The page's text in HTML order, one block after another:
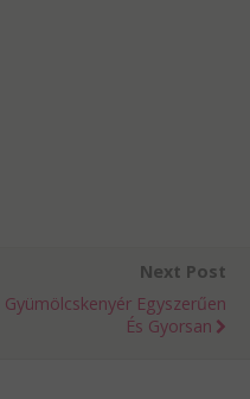
Next Post
Gyümölcskenyér Egyszerűen
És Gyorsan